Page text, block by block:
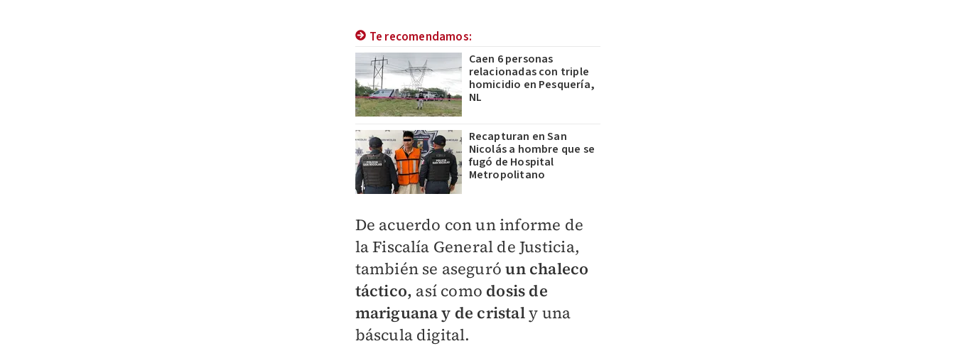
Te recomendamos:
Caen 6 personas
relacionadas con triple
homicidio en Pesquería,
NL
Recapturan en San
Nicolás a hombre que se
fugó de Hospital
Metropolitano
De acuerdo con un informe de
la Fiscalía General de Justicia,
también se aseguró un chaleco
táctico, así como dosis de
mariguana y de cristaly una
báscula digital.